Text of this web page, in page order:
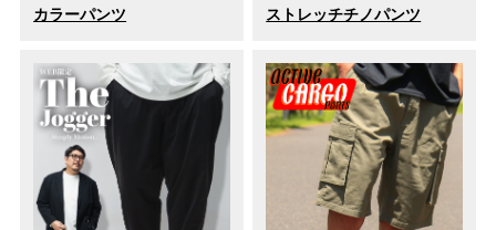
カラーパンツ
ストレッチチノパンツ